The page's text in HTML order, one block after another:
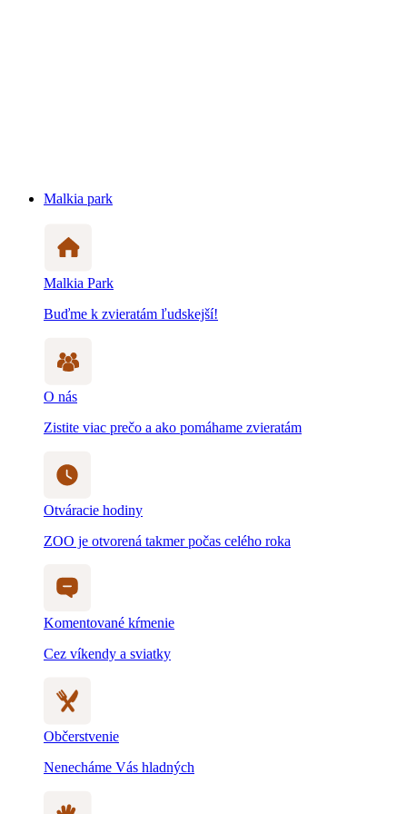
Malkia park
Malkia Park
Buďme k zvieratám ľudskejší!
O nás
Zistite viac prečo a ako pomáhame zvieratám
Otváracie hodiny
ZOO je otvorená takmer počas celého roka
Komentované kŕmenie
Cez víkendy a sviatky
Občerstvenie
Nenecháme Vás hladných